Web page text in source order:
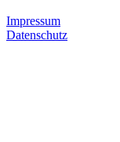
Impressum
Datenschutz